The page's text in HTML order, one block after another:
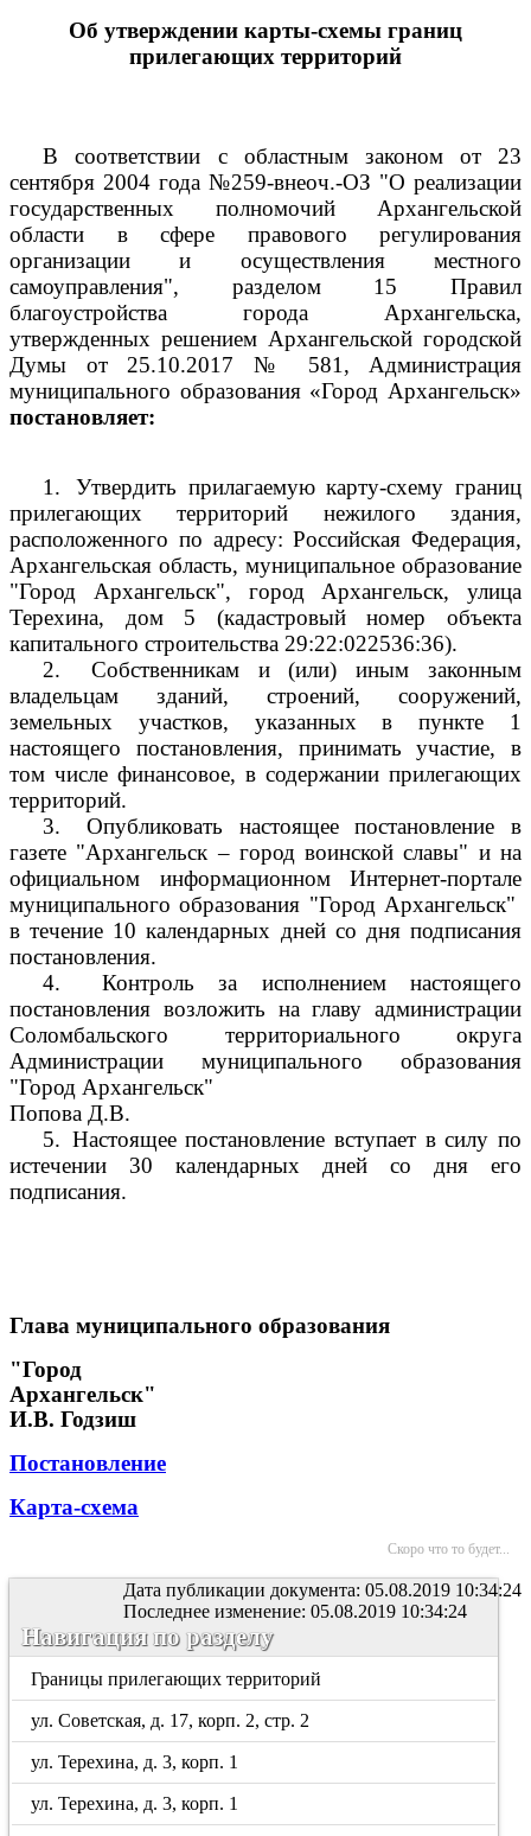
Об утверждении карты-схемы границ
прилегающих территорий
В соответствии с областным законом от 23
сентября 2004 года №259-внеоч.-ОЗ "О реализации
государственных полномочий Архангельской
области в сфере правового регулирования
организации и осуществления местного
самоуправления", разделом 15 Правил
благоустройства города Архангельска,
утвержденных решением Архангельской городской
Думы от 25.10.2017 № 581, Администрация
муниципального образования «Город Архангельск»
постановляет:
1.
Утвердить прилагаемую карту-схему границ
прилегающих территорий нежилого здания,
расположенного по адресу: Российская Федерация,
Архангельская область, муниципальное образование
"Город Архангельск", город Архангельск, улица
Терехина, дом 5 (кадастровый номер объекта
капитального строительства 29:22:022536:36).
2.
Собственникам и (или) иным законным
владельцам зданий, строений, сооружений,
земельных участков, указанных в пункте 1
настоящего постановления, принимать участие, в
том числе финансовое, в содержании прилегающих
территорий.
3.
Опубликовать настоящее постановление в
газете "Архангельск – город воинской славы" и на
официальном информационном Интернет-портале
муниципального образования "Город Архангельск"
в течение 10 календарных дней со дня подписания
постановления.
4.
Контроль за исполнением настоящего
постановления возложить на главу администрации
Соломбальского территориального округа
Администрации муниципального образования
"Город Архангельск"
Попова Д.В.
5. Настоящее постановление вступает в силу по
истечении 30 календарных дней со дня его
подписания.
Глава муниципального образования
"Город
Архангельск"
И.В. Годзиш
Постановление
Карта-схема
Скоро что то будет...
Дата публикации документа: 05.08.2019 10:34:24
Последнее изменение: 05.08.2019 10:34:24
Навигация по разделу
Границы прилегающих территорий
ул. Советская, д. 17, корп. 2, стр. 2
ул. Терехина, д. 3, корп. 1
ул. Терехина, д. 3, корп. 1